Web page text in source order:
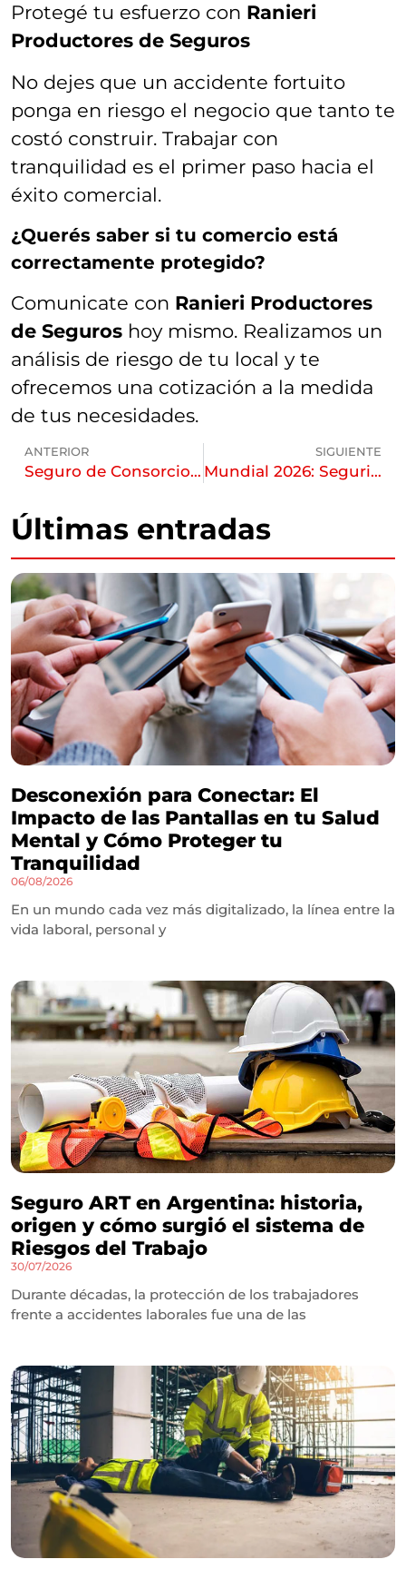
Protegé tu esfuerzo con Ranieri
Productores de Seguros
No dejes que un accidente fortuito
ponga en riesgo el negocio que tanto te
costó construir. Trabajar con
tranquilidad es el primer paso hacia el
éxito comercial.
¿Querés saber si tu comercio está
correctamente protegido?
Comunicate con Ranieri Productores
de Seguros hoy mismo. Realizamos un
análisis de riesgo de tu local y te
ofrecemos una cotización a la medida
de tus necesidades.
ANTERIOR
Seguro de Consorcios: La Importancia de una Cobertura Integral y Asesoramiento Experto
SIGUIENTE
Mundial 2026: Seguridad Vial y Precauciones al Volante Durante los Festejos
Últimas entradas
Desconexión para Conectar: El
Impacto de las Pantallas en tu Salud
Mental y Cómo Proteger tu
Tranquilidad
06/08/2026
En un mundo cada vez más digitalizado, la línea entre la
vida laboral, personal y
Seguro ART en Argentina: historia,
origen y cómo surgió el sistema de
Riesgos del Trabajo
30/07/2026
Durante décadas, la protección de los trabajadores
frente a accidentes laborales fue una de las